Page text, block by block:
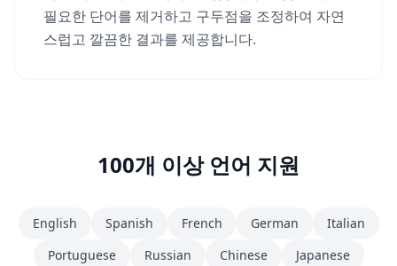
필요한 단어를 제거하고 구두점을 조정하여 자연
스럽고 깔끔한 결과를 제공합니다.
100개 이상 언어 지원
English Spanish French German
Italian
Portuguese
Russian Chinese
Japanese